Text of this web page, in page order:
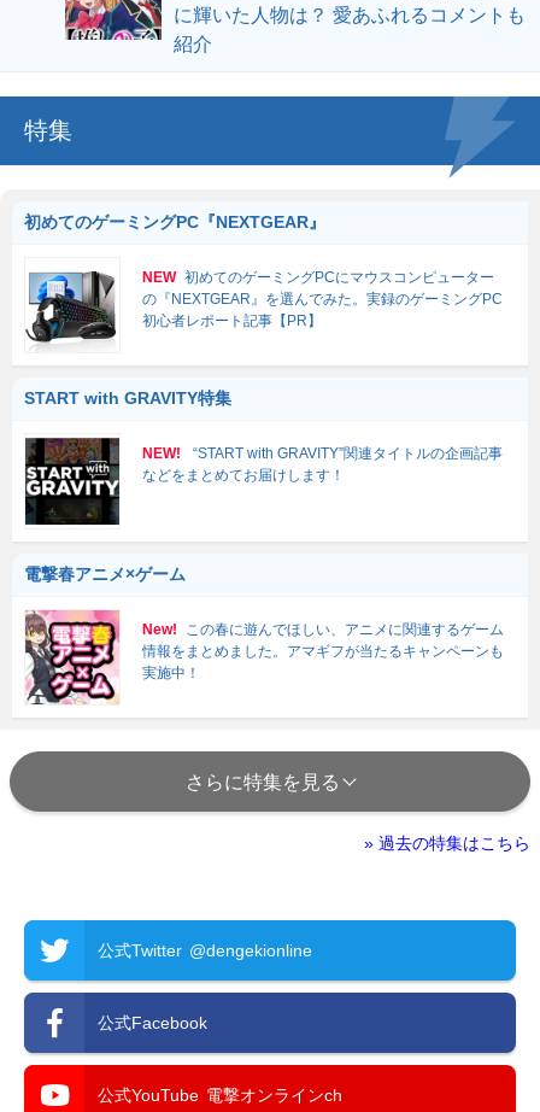
に輝いた人物は？ 愛あふれるコメントも
紹介
特集
初めてのゲーミングPC『NEXTGEAR』
NEW 初めてのゲーミングPCにマウスコンピューター
の『NEXTGEAR』を選んでみた。実録のゲーミングPC
初心者レポート記事【PR】
START with GRAVITY特集
NEW!
“START with GRAVITY”関連タイトルの企画記事
などをまとめてお届けします！
電撃春アニメ×ゲーム
New!
この春に遊んでほしい、アニメに関連するゲーム
情報をまとめました。アマギフが当たるキャンペーンも
実施中！
さらに特集を見る
» 過去の特集はこちら
公式Twitter @dengekionline
公式Facebook
公式YouTube 電撃オンラインch